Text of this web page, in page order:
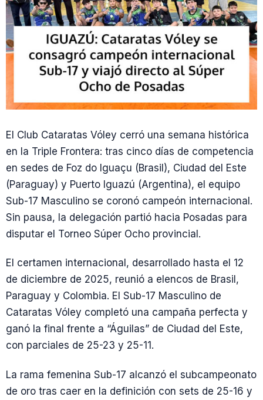
El Club Cataratas Vóley cerró una semana histórica
en la Triple Frontera: tras cinco días de competencia
en sedes de Foz do Iguaçu (Brasil), Ciudad del Este
(Paraguay) y Puerto Iguazú (Argentina), el equipo
Sub-17 Masculino se coronó campeón internacional.
Sin pausa, la delegación partió hacia Posadas para
disputar el Torneo Súper Ocho provincial.
El certamen internacional, desarrollado hasta el 12
de diciembre de 2025, reunió a elencos de Brasil,
Paraguay y Colombia. El Sub-17 Masculino de
Cataratas Vóley completó una campaña perfecta y
ganó la final frente a “Águilas” de Ciudad del Este,
con parciales de 25-23 y 25-11.
La rama femenina Sub-17 alcanzó el subcampeonato
de oro tras caer en la definición con sets de 25-16 y